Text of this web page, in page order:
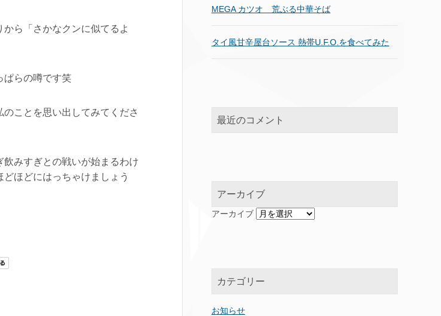
ら「さかなクンに似てるよ
ぱらの噂です笑
ことを思い出してみてくださ
みすぎとの戦いが始まるわけ
ほどにはっちゃけましょう
MEGA カツオ 荒ぶる中華そば
タイ風甘辛屋台ソース 熱帯U.F.O.を食べてみた
最近のコメント
アーカイブ
アーカイブ
カテゴリー
お知らせ